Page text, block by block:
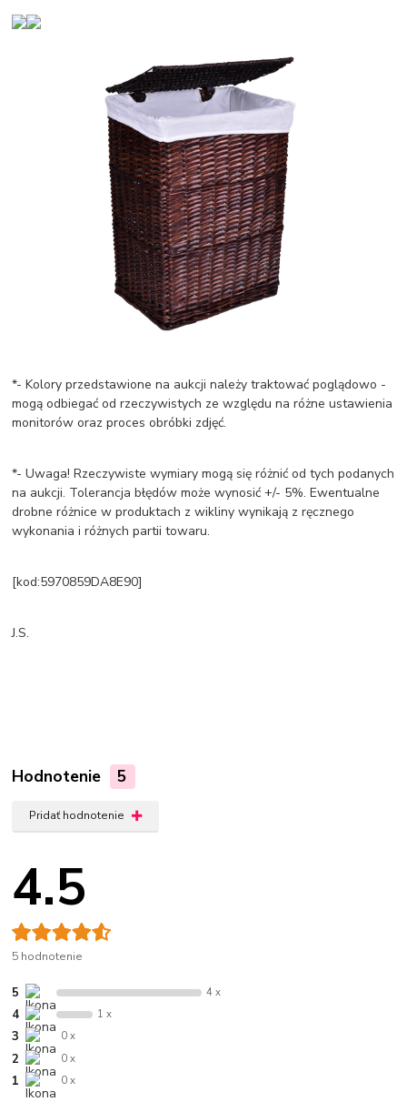
*- Kolory przedstawione na aukcji należy traktować poglądowo -
mogą odbiegać od rzeczywistych ze względu na różne ustawienia
monitorów oraz proces obróbki zdjęć.
*- Uwaga! Rzeczywiste wymiary mogą się różnić od tych podanych
na aukcji. Tolerancja błędów może wynosić +/- 5%. Ewentualne
drobne różnice w produktach z wikliny wynikają z ręcznego
wykonania i różnych partii towaru.
[kod:5970859DA8E90]
J.S.
Hodnotenie 5
Pridať hodnotenie
4.5
5 hodnotenie
5 4 x
4 1 x
3 0 x
2 0 x
1 0 x